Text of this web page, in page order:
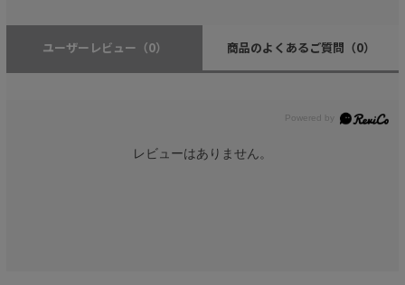
ユーザーレビュー （0） 商品のよくあるご質問 （0）
レビューはありません。